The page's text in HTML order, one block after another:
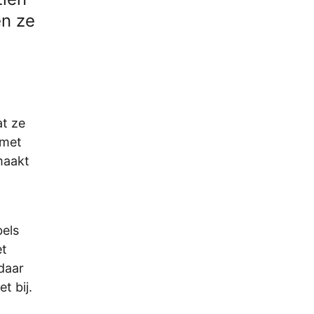
ze
ze
bij.